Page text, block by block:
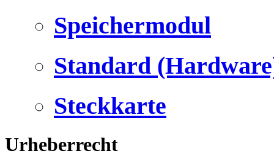
Speichermodul
Standard
Steckkarte
Urheberrecht